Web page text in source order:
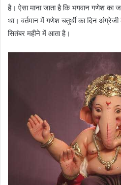
है। ऐसा माना जाता है कि भगवान गणेश का
था। वर्तमान में गणेश चतुर्थी का दिन
सितंबर महीने में आता है।